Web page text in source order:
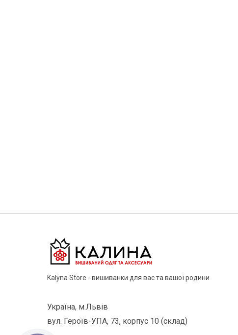
Kalyna Store - вишиванки для вас та вашої родини
Україна, м.Львів
вул. Героїв-УПА, 73, корпус 10 (склад)